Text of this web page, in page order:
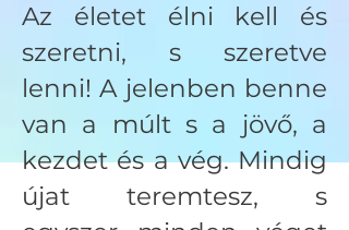
Az életet élni kell és
szeretni, s szeretve
lenni! A jelenben benne
van a múlt s a jövő, a
kezdet és a vég. Mindig
újat teremtesz, s